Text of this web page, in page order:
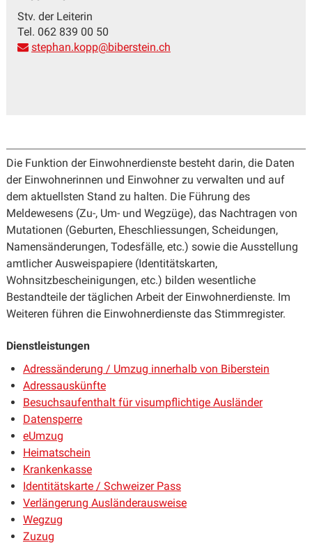
Stv. der Leiterin
Tel. 062 839 00 50
stephan.kopp@biberstein.ch
Die Funktion der Einwohnerdienste besteht darin, die Daten
der Einwohnerinnen und Einwohner zu verwalten und auf
dem aktuellsten Stand zu halten. Die Führung des
Meldewesens (Zu-, Um- und Wegzüge), das Nachtragen von
Mutationen (Geburten, Eheschliessungen, Scheidungen,
Namensänderungen, Todesfälle, etc.) sowie die Ausstellung
amtlicher Ausweispapiere (Identitätskarten,
Wohnsitzbescheinigungen, etc.) bilden wesentliche
Bestandteile der täglichen Arbeit der Einwohnerdienste. Im
Weiteren führen die Einwohnerdienste das Stimmregister.
Dienstleistungen
Adressänderung / Umzug innerhalb von Biberstein
Adressauskünfte
Besuchsaufenthalt für visumpflichtige Ausländer
Datensperre
eUmzug
Heimatschein
Krankenkasse
Identitätskarte / Schweizer Pass
Verlängerung Ausländerausweise
Wegzug
Zuzug